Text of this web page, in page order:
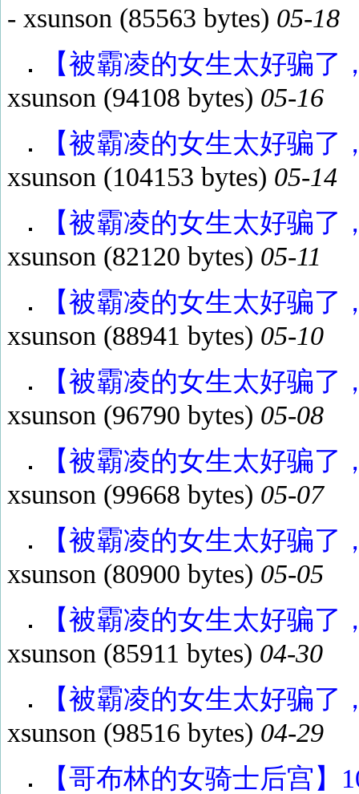
- xsunson (85563 bytes) 05-18
【被霸凌的女生太好骗了
xsunson (94108 bytes) 05-16
【被霸凌的女生太好骗了
xsunson (104153 bytes) 05-14
【被霸凌的女生太好骗了
xsunson (82120 bytes) 05-11
【被霸凌的女生太好骗了
xsunson (88941 bytes) 05-10
【被霸凌的女生太好骗了
xsunson (96790 bytes) 05-08
【被霸凌的女生太好骗了
xsunson (99668 bytes) 05-07
【被霸凌的女生太好骗了
xsunson (80900 bytes) 05-05
【被霸凌的女生太好骗了
xsunson (85911 bytes) 04-30
【被霸凌的女生太好骗了
xsunson (98516 bytes) 04-29
【哥布林的女骑士后宫】